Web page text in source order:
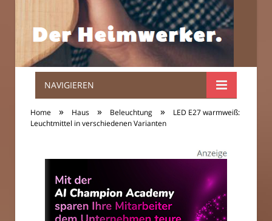
Der
Heimwerker.
NAVIGIEREN
Home » Haus » Beleuchtung »
LED E27 warmweiß:
Leuchtmittel in verschiedenen Varianten